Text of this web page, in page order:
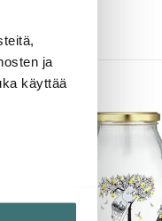
ja
käyttää